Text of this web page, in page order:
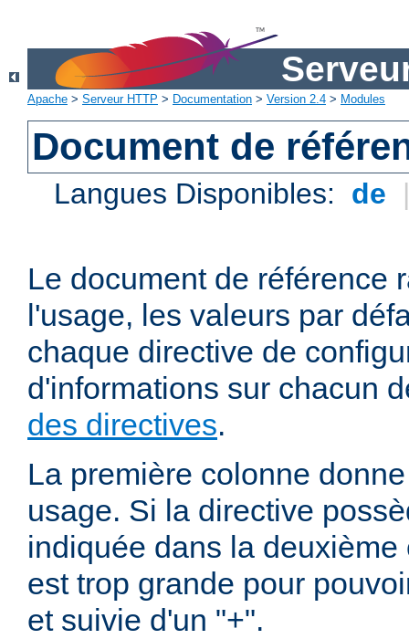
Apache > Serveur HTTP > Documentation > Version 2.4 > Modules
Document de
Langues Disponibles: de
Le document de référence
l'usage, les valeurs par
chaque directive de
d'informations sur chacun
des directives.
La première colonne
usage. Si la directive
indiquée dans la
est trop grande pour
et suivie d'un "+".